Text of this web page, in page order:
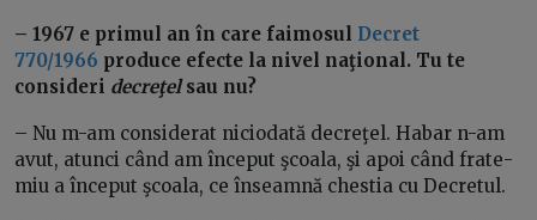
– 1967 e primul an în care faimosul Decret
770/1966 produce efecte la nivel naţional. Tu te
consideri decreţelsau nu?
– Nu m-am considerat niciodată decreţel. Habar n-am
avut, atunci când am început şcoala, şi apoi când frate-
miu a început şcoala, ce înseamnă chestia cu Decretul.